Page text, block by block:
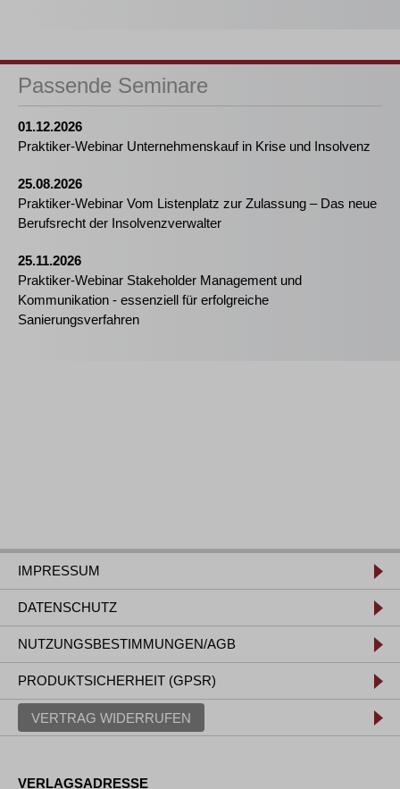
Passende Seminare
01.12.2026
Praktiker-Webinar Unternehmenskauf in Krise und Insolvenz
25.08.2026
Praktiker-Webinar Vom Listenplatz zur Zulassung – Das neue
Berufsrecht der Insolvenzverwalter
25.11.2026
Praktiker-Webinar Stakeholder Management und
Kommunikation - essenziell für erfolgreiche
Sanierungsverfahren
IMPRESSUM
DATENSCHUTZ
NUTZUNGSBESTIMMUNGEN/AGB
PRODUKTSICHERHEIT (GPSR)
VERTRAG WIDERRUFEN
VERLAGSADRESSE